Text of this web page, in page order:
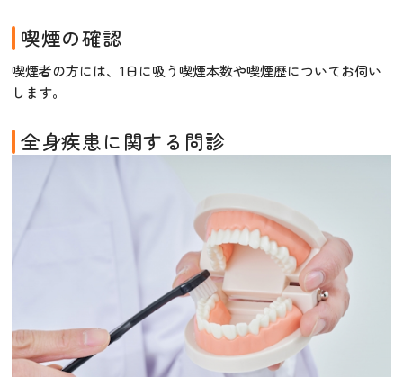
喫煙の確認
喫煙者の方には、1日に吸う喫煙本数や喫煙歴についてお伺い
します。
全身疾患に関する問診